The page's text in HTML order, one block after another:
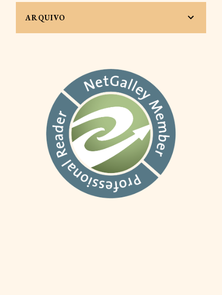
ARQUIVO